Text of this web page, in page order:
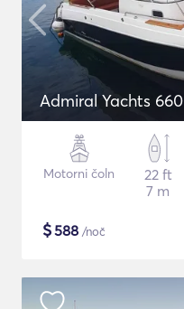
Admiral Yachts 660
Motorni čoln
22 ft
7 m
$588 /noč